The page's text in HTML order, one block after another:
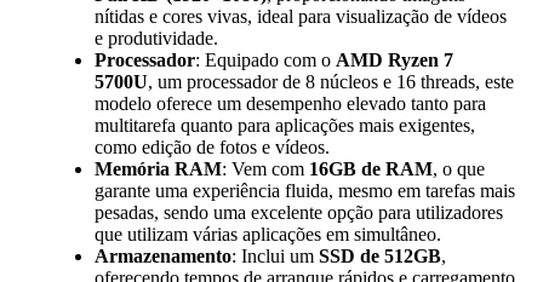
nítidas e cores vivas, ideal para visualização de vídeos
e produtividade.
Processador: Equipado com o AMD Ryzen 7
5700U, um processador de 8 núcleos e 16 threads, este
modelo oferece um desempenho elevado tanto para
multitarefa quanto para aplicações mais exigentes,
como edição de fotos e vídeos.
Memória RAM: Vem com 16GB de RAM, o que
garante uma experiência fluida, mesmo em tarefas mais
pesadas, sendo uma excelente opção para utilizadores
que utilizam várias aplicações em simultâneo.
Armazenamento: Inclui um SSD de 512GB,
oferecendo tempos de arranque rápidos e carregamento